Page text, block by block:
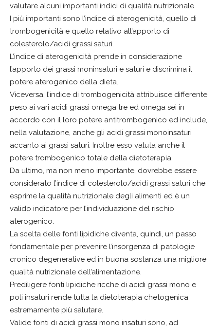
valutare alcuni importanti indici di qualità nutrizionale.
I più importanti sono l’indice di aterogenicità, quello di
trombogenicità e quello relativo all’apporto di
colesterolo/acidi grassi saturi.
L’indice di aterogenicità prende in considerazione
l’apporto dei grassi moninsaturi e saturi e discrimina il
potere aterogenico della dieta.
Viceversa, l’indice di trombogenicità attribuisce differente
peso ai vari acidi grassi omega tre ed omega sei in
accordo con il loro potere antitrombogenico ed include,
nella valutazione, anche gli acidi grassi monoinsaturi
accanto ai grassi saturi. Inoltre esso valuta anche il
potere trombogenico totale della dietoterapia.
Da ultimo, ma non meno importante, dovrebbe essere
considerato l’indice di colesterolo/acidi grassi saturi che
esprime la qualità nutrizionale degli alimenti ed è un
valido indicatore per l’individuazione del rischio
aterogenico.
La scelta delle fonti lipidiche diventa, quindi, un passo
fondamentale per prevenire l’insorgenza di patologie
cronico degenerative ed in buona sostanza una migliore
qualità nutrizionale dell’alimentazione.
Prediligere fonti lipidiche ricche di acidi grassi mono e
poli insaturi rende tutta la dietoterapia chetogenica
estremamente più salutare.
Valide fonti di acidi grassi mono insaturi sono, ad